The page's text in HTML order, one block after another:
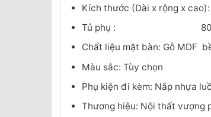
Kích thước (Dài x rộng x
Tủ phụ : 80cmv x
Chất liệu mặt bàn: Gỗ MDF
Màu sắc: Tùy chọn
Phụ kiện đi kèm: Nắp nhựa
Thương hiệu: Nội thất vượng